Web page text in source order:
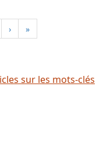
› »
sur les mots-clés